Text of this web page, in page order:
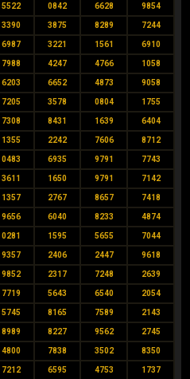
5522 0842 6628 9854
3390 3875 8289 7244
6987 3221 1561 6910
7988 4247 4766 1058
6203 6652 4873 9058
7205 3578 0804 1755
7308 8431 1639 6404
1355 2242 7606 8712
0483 6935 9791 7743
3611 1650 9791 7142
1357 2767 8657 7418
9656 6040 8233 4874
0281 1595 5655 7044
9357 2406 2447 9618
9852 2317 7248 2639
7719 5643 6540 2054
5745 8165 7589 2143
8989 8227 9562 2745
4800 7838 3502 8350
7212 6595 4753 1737